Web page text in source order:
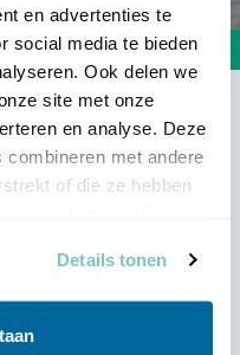
en advertenties te
social media te bieden
Ook delen we
site met onze
en analyse. Deze
combineren met andere
of die ze hebben
Details tonen
Vorige foto
bij Stiens, Friesland